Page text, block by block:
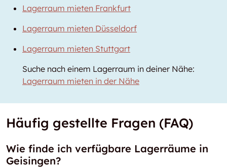
Lagerraum mieten Frankfurt
Lagerraum mieten Düsseldorf
Lagerraum mieten Stuttgart
Suche nach einem Lagerraum in deiner Nähe:
Lagerraum mieten in der Nähe
Häufig gestellte Fragen (FAQ)
Wie finde ich verfügbare Lagerräume in
Geisingen?